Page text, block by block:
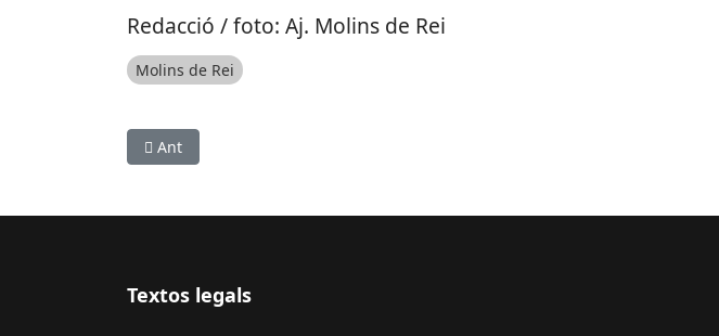
Redacció / foto: Aj. Molins de Rei
Molins de Rei
Article anterior: ESPORTS (FUTBOL, PRIMERA RFEF): Nova derrota dels verds
Ant
Textos legals